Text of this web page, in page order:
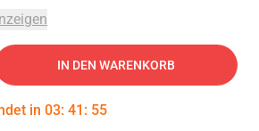
IN DEN WARENKORB
in 03: 41 : 54